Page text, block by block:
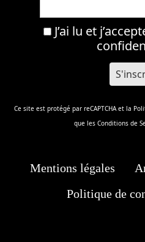
J’ai lu et
Ce site est protégé par reCAPTCHA et la
que les Conditions de
Mentions légales
Politique de